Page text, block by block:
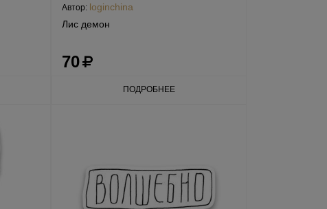
Автор: loginchina
Лис демон
70
ПОДРОБНЕЕ